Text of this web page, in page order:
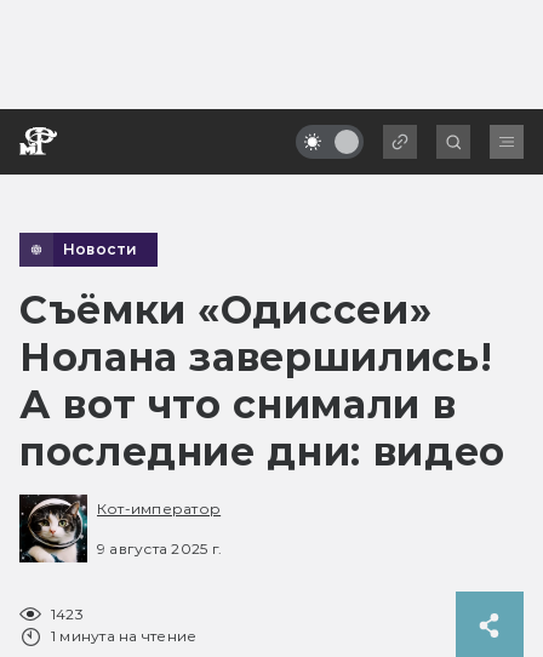
Новости
Съёмки «Одиссеи»
Нолана завершились!
А вот что снимали в
последние дни: видео
Кот-император
9 августа 2025 г.
1423
1 минута на чтение